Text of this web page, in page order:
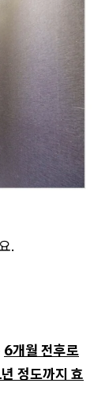
.
6개월 전후로
정도까지 효